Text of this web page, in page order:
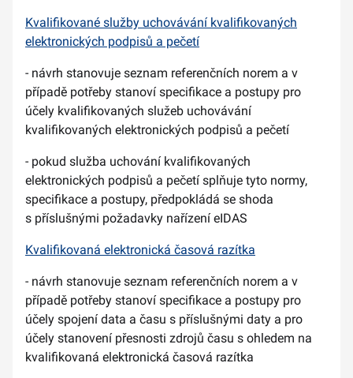
Kvalifikované služby uchovávání kvalifikovaných
elektronických podpisů a pečetí
- návrh stanovuje seznam referenčních norem a v
případě potřeby stanoví specifikace a postupy pro
účely kvalifikovaných služeb uchovávání
kvalifikovaných elektronických podpisů a pečetí
- pokud služba uchování kvalifikovaných
elektronických podpisů a pečetí splňuje tyto normy,
specifikace a postupy, předpokládá se shoda
s příslušnými požadavky nařízení eIDAS
Kvalifikovaná elektronická časová razítka
- návrh stanovuje seznam referenčních norem a v
případě potřeby stanoví specifikace a postupy pro
účely spojení data a času s příslušnými daty a pro
účely stanovení přesnosti zdrojů času s ohledem na
kvalifikovaná elektronická časová razítka